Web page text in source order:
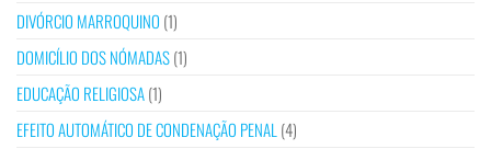
DIVÓRCIO MARROQUINO (1)
DOMICÍLIO DOS NÓMADAS(1)
EDUCAÇÃO RELIGIOSA(1)
EFEITO AUTOMÁTICO DE CONDENAÇÃO PENAL (4)